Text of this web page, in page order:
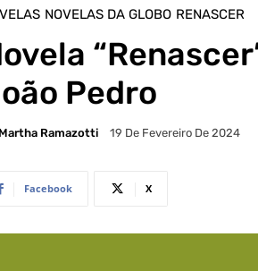
NOVELAS DA GLOBO RENASCER
Pedro
Martha Ramazotti 19 De Fevereiro De 2024
Facebook X